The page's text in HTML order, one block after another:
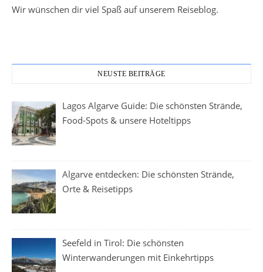
Wir wünschen dir viel Spaß auf unserem Reiseblog.
NEUSTE BEITRÄGE
Lagos Algarve Guide: Die schönsten Strände,
Food-Spots & unsere Hoteltipps
Algarve entdecken: Die schönsten Strände,
Orte & Reisetipps
Seefeld in Tirol: Die schönsten
Winterwanderungen mit Einkehrtipps